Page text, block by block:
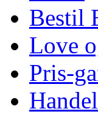
Bestil
Love
Pris-